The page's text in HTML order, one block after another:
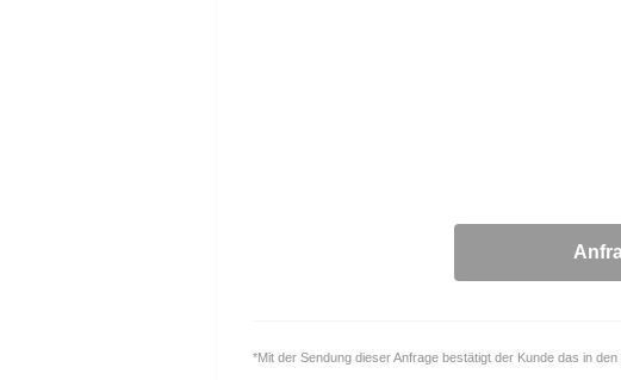
*Mit der Sendung dieser Anfrage bestätigt der Kunde das in